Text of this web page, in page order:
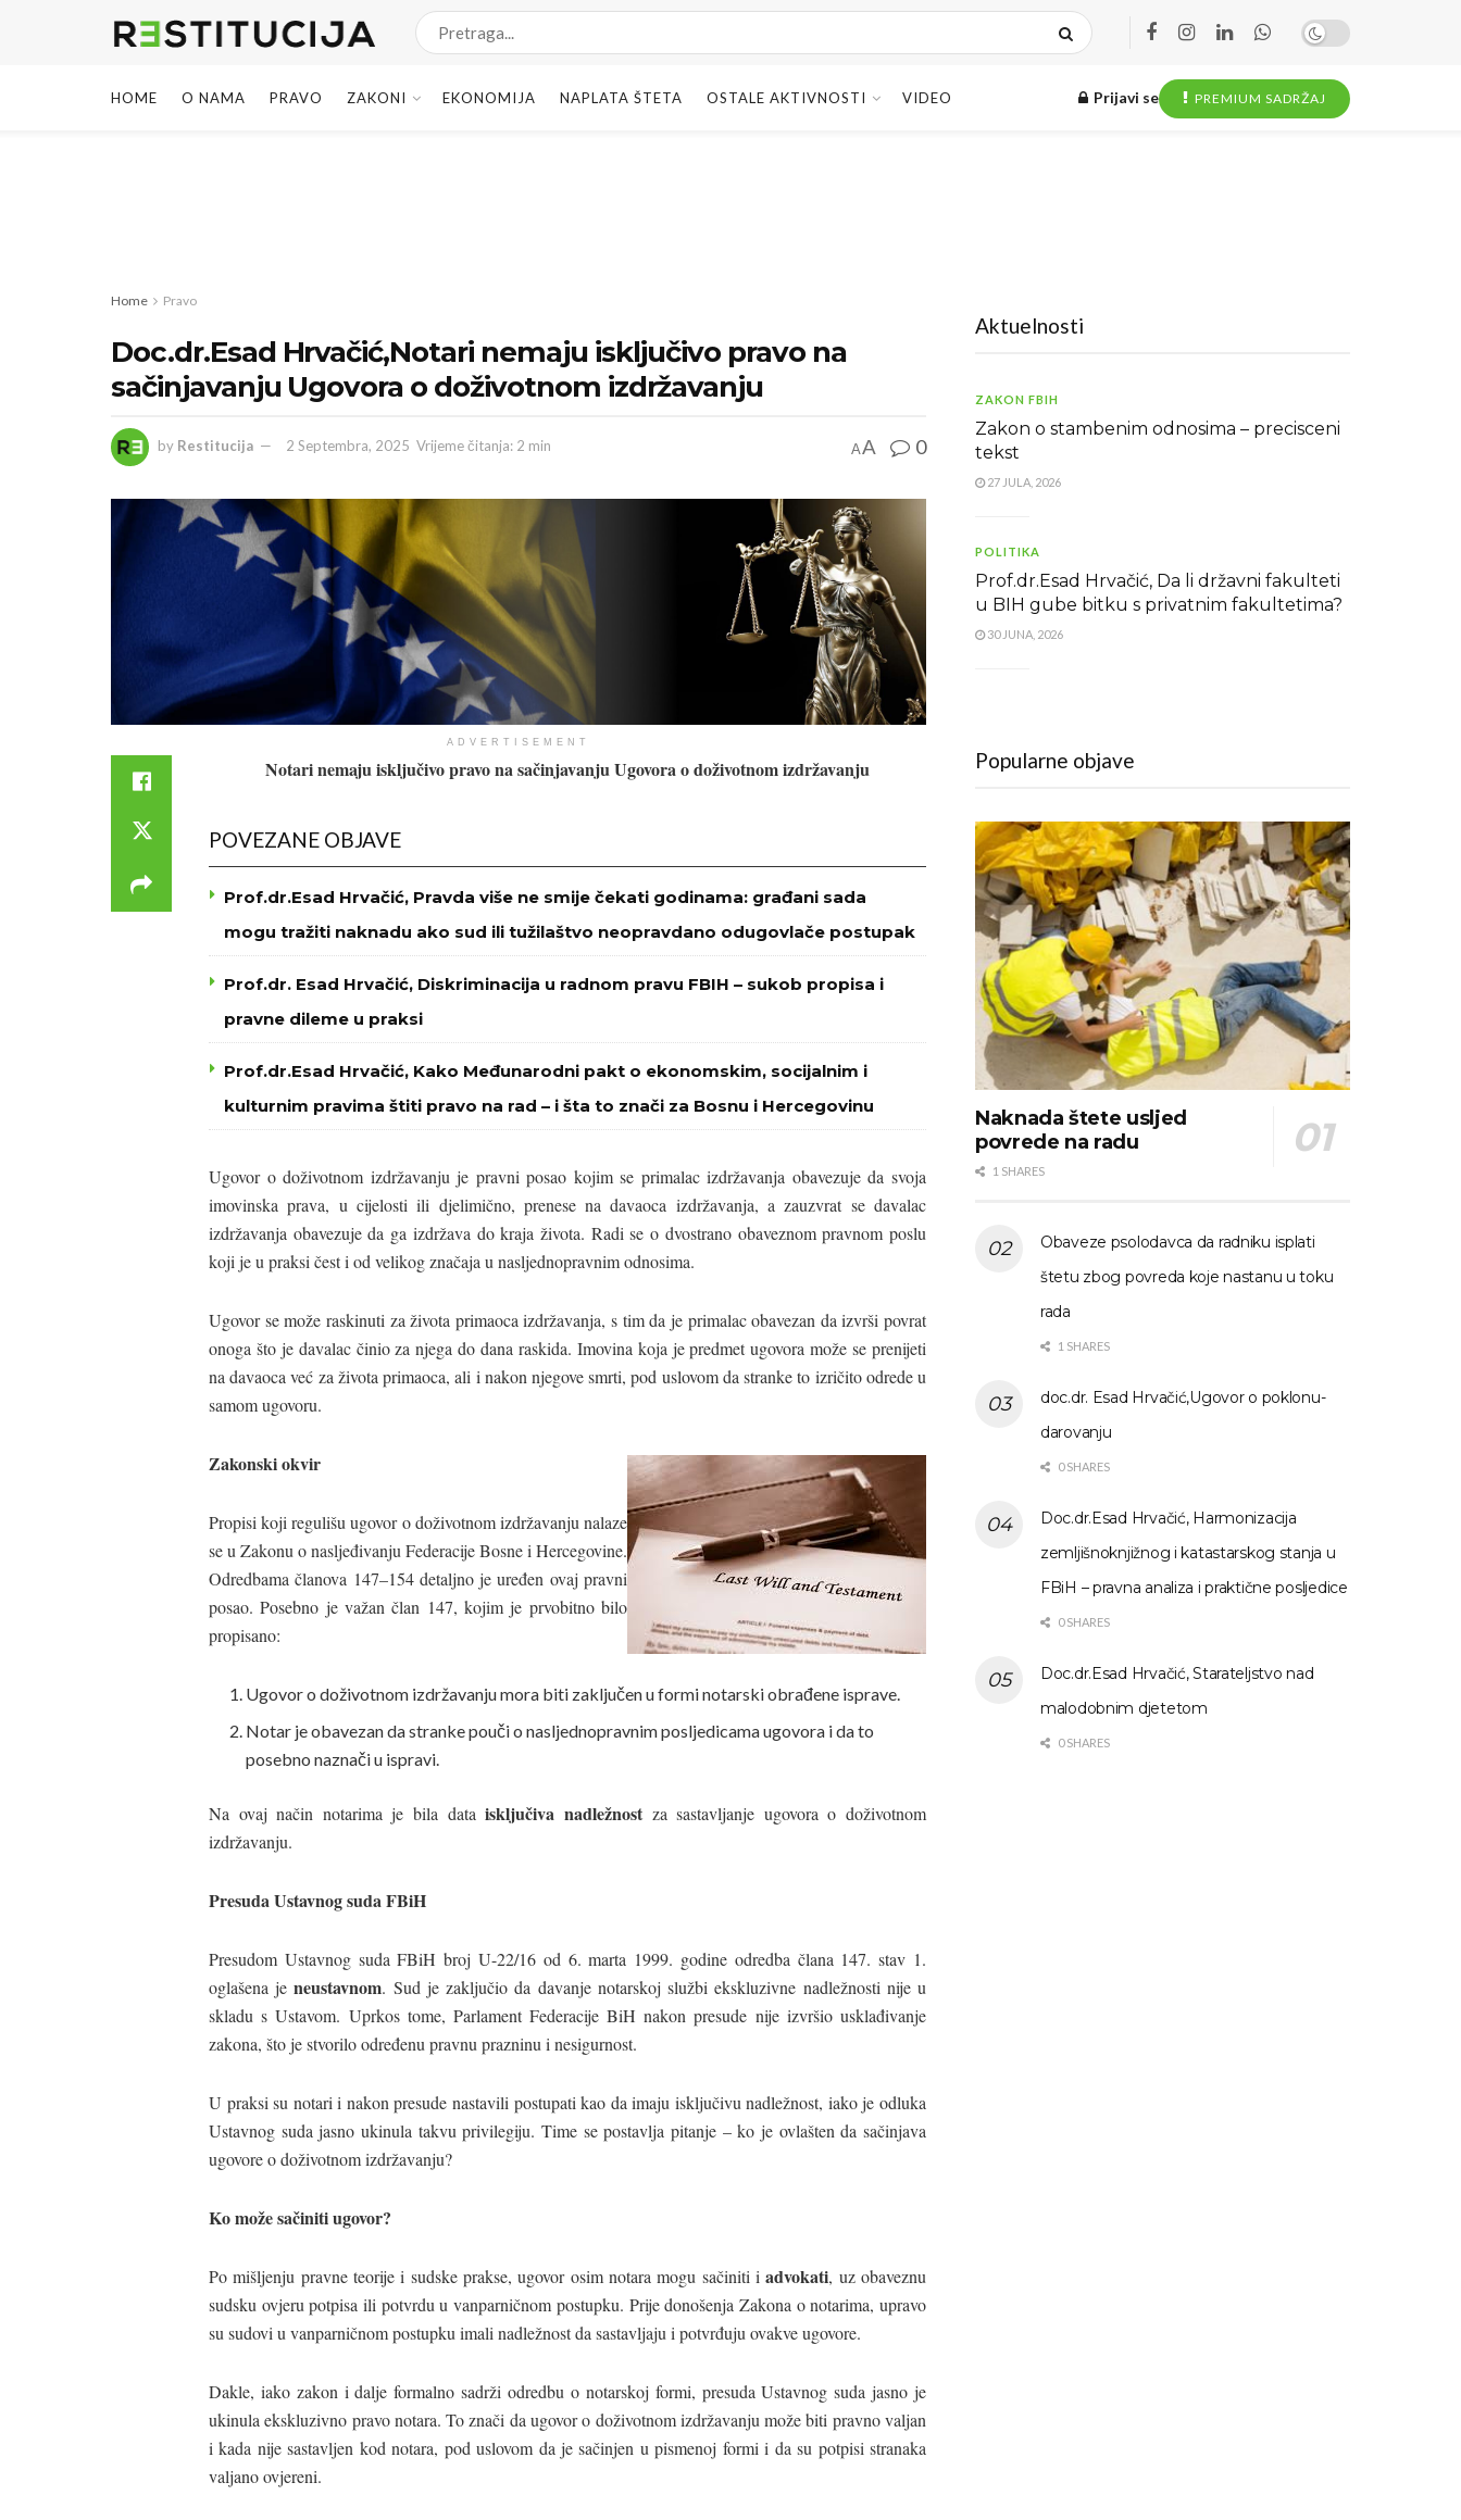
HOME O NAMA PRAVO ZAKONI EKONOMIJA NAPLATA ŠTETA OSTALE AKTIVNOSTI VIDEO Prijavi se PREMIUM SADRŽAJ
Home Pravo
Doc.dr.Esad Hrvačić,Notari nemaju isključivo pravo na
sačinjavanju Ugovora o doživotnom izdržavanju
by Restitucija 2 Septembra, 2025 Vrijeme čitanja: 2 min AA 0
ADVERTISEMENT
Notari nemaju isključivo pravo na sačinjavanju Ugovora o doživotnom izdržavanju
POVEZANE OBJAVE
Prof.dr.Esad Hrvačić, Pravda više ne smije čekati godinama: građani sada
mogu tražiti naknadu ako sud ili tužilaštvo neopravdano odugovlače postupak
Prof.dr. Esad Hrvačić, Diskriminacija u radnom pravu FBIH – sukob propisa i
pravne dileme u praksi
Prof.dr.Esad Hrvačić, Kako Međunarodni pakt o ekonomskim, socijalnim i
kulturnim pravima štiti pravo na rad – i šta to znači za Bosnu i Hercegovinu
Ugovor o doživotnom izdržavanju je pravni posao kojim se primalac izdržavanja obavezuje da svoja
imovinska prava, u cijelosti ili djelimično, prenese na davaoca izdržavanja, a zauzvrat se davalac
izdržavanja obavezuje da ga izdržava do kraja života. Radi se o dvostrano obaveznom pravnom poslu
koji je u praksi čest i od velikog značaja u nasljednopravnim odnosima.
Ugovor se može raskinuti za života primaoca izdržavanja, s tim da je primalac obavezan da izvrši povrat
onoga što je davalac činio za njega do dana raskida. Imovina koja je predmet ugovora može se prenijeti
na davaoca već za života primaoca, ali i nakon njegove smrti, pod uslovom da stranke to izričito odrede u
samom ugovoru.
Zakonski okvir
Propisi koji regulišu ugovor o doživotnom izdržavanju nalaze
se u Zakonu o nasljeđivanju Federacije Bosne i Hercegovine.
Odredbama članova 147–154 detaljno je uređen ovaj pravni
posao. Posebno je važan član 147, kojim je prvobitno bilo
propisano:
Ugovor o doživotnom izdržavanju mora biti zaključen u formi notarski obrađene isprave.
Notar je obavezan da stranke pouči o nasljednopravnim posljedicama ugovora i da to
posebno naznači u ispravi.
Na ovaj način notarima je bila dataisključiva nadležnostza sastavljanje ugovora o doživotnom
izdržavanju.
Presuda Ustavnog suda FBiH
Presudom Ustavnog suda FBiH broj U-22/16 od 6. marta 1999. godine odredba člana 147. stav 1.
oglašena jeneustavnom. Sud je zaključio da davanje notarskoj službi ekskluzivne nadležnosti nije u
skladu s Ustavom. Uprkos tome, Parlament Federacije BiH nakon presude nije izvršio usklađivanje
zakona, što je stvorilo određenu pravnu prazninu i nesigurnost.
U praksi su notari i nakon presude nastavili postupati kao da imaju isključivu nadležnost, iako je odluka
Ustavnog suda jasno ukinula takvu privilegiju. Time se postavlja pitanje – ko je ovlašten da sačinjava
ugovore o doživotnom izdržavanju?
Ko može sačiniti ugovor?
Po mišljenju pravne teorije i sudske prakse, ugovor osim notara mogu sačiniti iadvokati, uz obaveznu
sudsku ovjeru potpisa ili potvrdu u vanparničnom postupku. Prije donošenja Zakona o notarima, upravo
su sudovi u vanparničnom postupku imali nadležnost da sastavljaju i potvrđuju ovakve ugovore.
Dakle, iako zakon i dalje formalno sadrži odredbu o notarskoj formi, presuda Ustavnog suda jasno je
ukinula ekskluzivno pravo notara. To znači da ugovor o doživotnom izdržavanju može biti pravno valjan
i kada nije sastavljen kod notara, pod uslovom da je sačinjen u pismenoj formi i da su potpisi stranaka
valjano ovjereni.
Aktuelnosti
ZAKON FBIH
Zakon o stambenim odnosima – precisceni
tekst
27 JULA, 2026
POLITIKA
Prof.dr.Esad Hrvačić, Da li državni fakulteti
u BIH gube bitku s privatnim fakultetima?
30 JUNA, 2026
Popularne objave
Naknada štete usljed
povrede na radu
1 SHARES
Obaveze psolodavca da radniku isplati
štetu zbog povreda koje nastanu u toku
rada
1 SHARES
doc.dr. Esad Hrvačić,Ugovor o poklonu-
darovanju
0 SHARES
Doc.dr.Esad Hrvačić, Harmonizacija
zemljišnoknjižnog i katastarskog stanja u
FBiH – pravna analiza i praktične posljedice
0 SHARES
Doc.dr.Esad Hrvačić, Starateljstvo nad
malodobnim djetetom
0 SHARES